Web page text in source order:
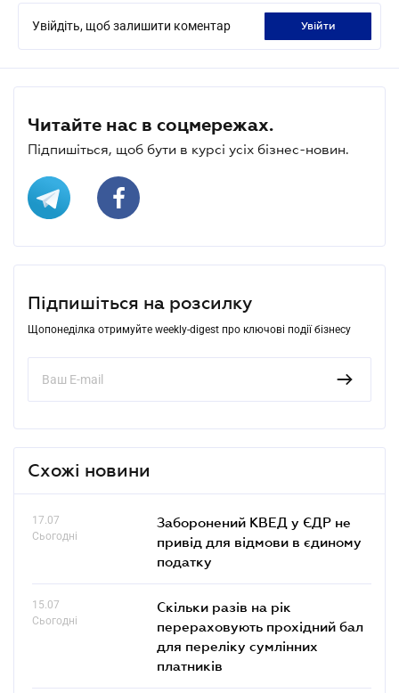
Увійдіть, щоб залишити коментар увійти
Читайте нас в соцмережах.
Підпишіться, щоб бути в курсі усіх бізнес-новин.
Підпишіться на розсилку
Щопонеділка отримуйте weekly-digest про ключові події бізнесу
Схожі новини
17.07
Сьогодні
Заборонений КВЕД у ЄДР не
привід для відмови в єдиному
податку
15.07
Сьогодні
Скільки разів на рік
перераховують прохідний бал
для переліку сумлінних
платників